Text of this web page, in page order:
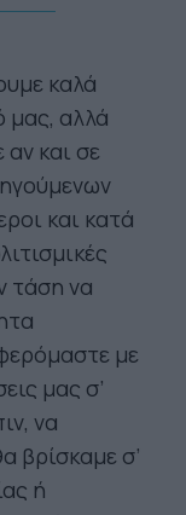
καλά
μας, αλλά
αν και σε
και κατά
τάση να
με
μας σ’
να
βρίσκαμε σ’
ή